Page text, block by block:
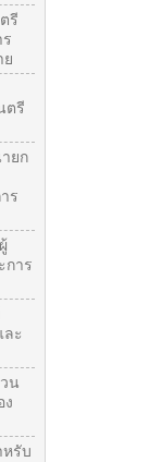
รี
ย
ตรี
ยก
ร
การ
ะ
น
ง
รับ